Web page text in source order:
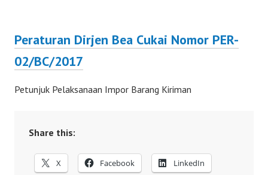
Peraturan Dirjen Bea Cukai Nomor PER-
02/BC/2017
Petunjuk Pelaksanaan Impor Barang Kiriman
Share this:
X Facebook LinkedIn